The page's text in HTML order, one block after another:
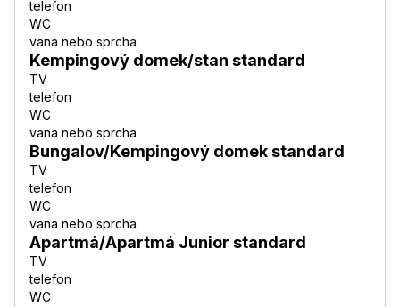
telefon
WC
vana nebo sprcha
Kempingový domek/stan standard
TV
telefon
WC
vana nebo sprcha
Bungalov/Kempingový domek standard
TV
telefon
WC
vana nebo sprcha
Apartmá/Apartmá Junior standard
TV
telefon
WC